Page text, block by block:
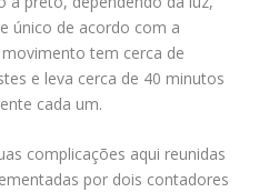
único de acordo com a
tem cerca de
e leva cerca de 40 minutos
cada um.
complicações aqui reunidas
por dois contadores